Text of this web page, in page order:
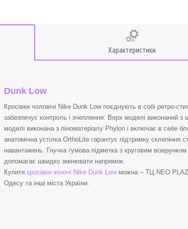
Характеристики
Dunk Low
Кросівки чоловічі Nike Dunk Low поєднують в собі ретро-
забезпечує контроль і зчеплення. Верх моделі виконаний з
моделі виконана з піноматеріалу Phylon і включає в себе
анатомічна устілка OrthoLite гарантує підтримку
навантажень. Гнучка гумова підметка з круговим
допомагає швидко змінювати напрямок.
Купити кросівки жіночі Nike Dunk Lowможна – ТЦ NEO
Одесу та інші міста України.